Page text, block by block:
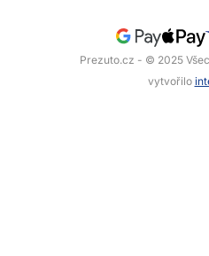
Prezuto.cz - © 2025
vytvořilo